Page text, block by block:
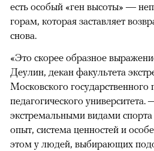
есть особый «ген высоты» —
горам, которая заставляет
снова.
«Это скорее образное
Деулин, декан факультета
Московского государственного
педагогического
экстремальными видами
опыт, система ценностей и
этом у людей, выбирающих